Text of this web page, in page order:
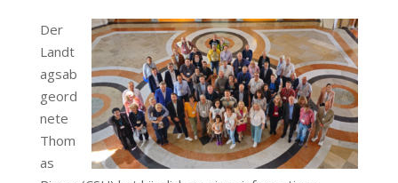
Der
Landt
agsab
geord
nete
Thom
as